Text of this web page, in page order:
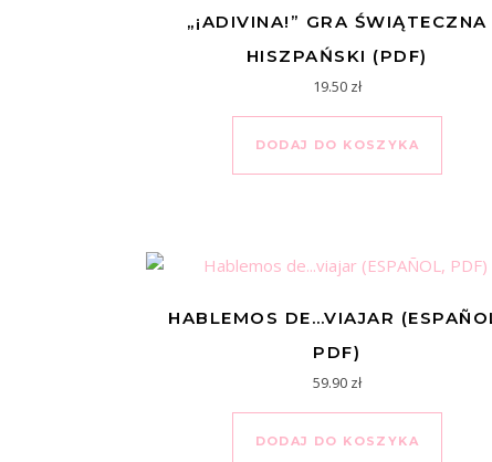
„¡ADIVINA!” GRA ŚWIĄTECZNA
HISZPAŃSKI (PDF)
19.50 zł
DODAJ DO KOSZYKA
HABLEMOS DE…VIAJAR
PDF)
59.90 zł
DODAJ DO KOSZYKA